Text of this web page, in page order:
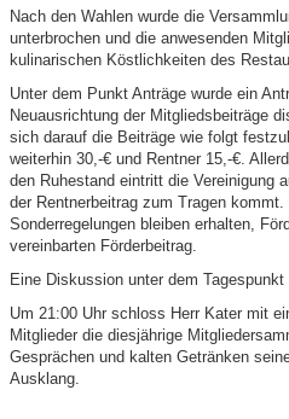
Nach den Wahlen wurde die
unterbrochen und die anwesenden
kulinarischen Köstlichkeiten des
Unter dem Punkt Anträge wurde ein
Neuausrichtung der Mitgliedsbeiträge
sich darauf die Beiträge wie folgt
weiterhin 30,-€ und Rentner 15,-€.
den Ruhestand eintritt die Vereinigung
der Rentnerbeitrag zum Tragen
Sonderregelungen bleiben erhalten,
vereinbarten Förderbeitrag.
Eine Diskussion unter dem Tagespunkt
Um 21:00 Uhr schloss Herr Kater mit
Mitglieder die diesjährige
Gesprächen und kalten Getränken
Ausklang.